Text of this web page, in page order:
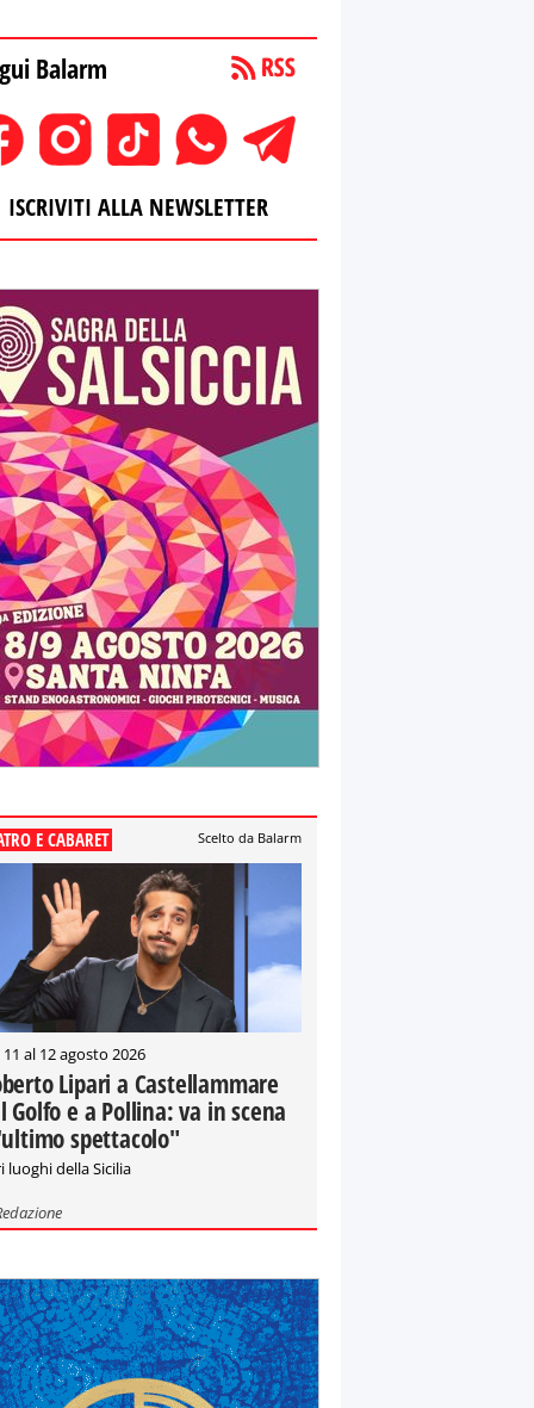
Balarm
ISCRIVITI ALLA NEWSLETTER
E CABARET Scelto da Balarm
11 al 12 agosto 2026
Lipari a Castellammare
Golfo e a Pollina: va in scena
spettacolo"
luoghi della Sicilia